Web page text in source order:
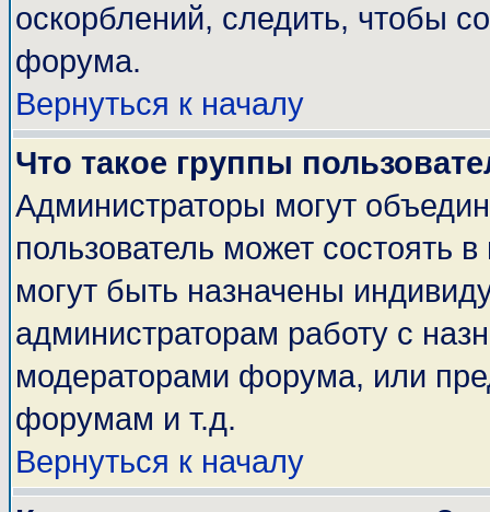
оскорблений, следить, чтобы
форума.
Вернуться к началу
Что такое группы
Администраторы могут
пользователь может состоять
могут быть назначены
администраторам работу с
модераторами форума, или
форумам и т.д.
Вернуться к началу